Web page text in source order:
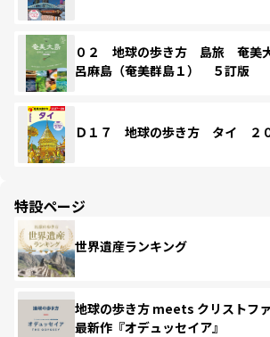
０２ 地球の歩き方 島旅 奄美
呂麻島（奄美群島１） ５訂版
Ｄ１７ 地球の歩き方 タイ ２
特設ページ
世界遺産ランキング
地球の歩き方 meets クリストフ
最新作『オデュッセイア』